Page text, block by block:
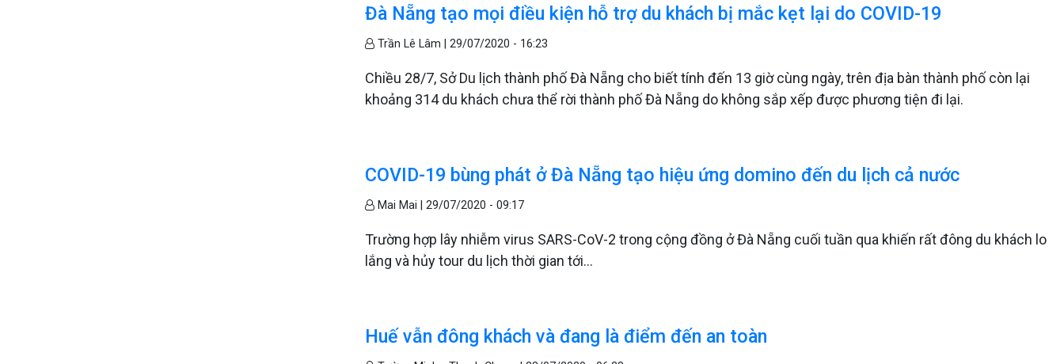
Đà Nẵng tạo mọi điều kiện hỗ trợ du khách bị mắc kẹt lại do COVID-19
Trần Lê Lâm |29/07/2020 - 16:23
Chiều 28/7, Sở Du lịch thành phố Đà Nẵng cho biết tính đến 13 giờ cùng ngày, trên địa bàn thành phố còn lại
khoảng 314 du khách chưa thể rời thành phố Đà Nẵng do không sắp xếp được phương tiện đi lại.
COVID-19 bùng phát ở Đà Nẵng tạo hiệu ứng domino đến du lịch cả nước
Mai Mai |29/07/2020 - 09:17
Trường hợp lây nhiễm virus SARS-CoV-2 trong cộng đồng ở Đà Nẵng cuối tuần qua khiến rất đông du khách lo
lắng và hủy tour du lịch thời gian tới...
Huế vẫn đông khách và đang là điểm đến an toàn